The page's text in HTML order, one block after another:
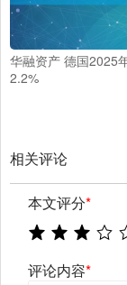
华融资产 德国2025
2.2%
相关评论
本文评分*
评论内容*